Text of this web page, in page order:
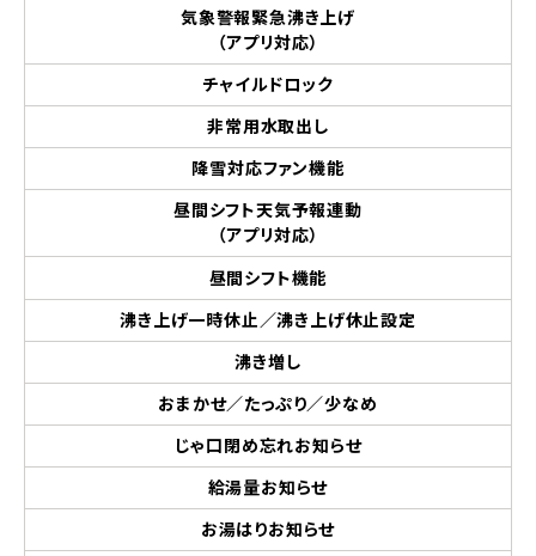
気象警報緊急沸き上げ
（アプリ対応）
チャイルドロック
非常用水取出し
降雪対応ファン機能
昼間シフト天気予報連動
（アプリ対応）
昼間シフト機能
沸き上げ一時休止／沸き上げ休止設定
沸き増し
おまかせ／たっぷり／少なめ
じゃ口閉め忘れお知らせ
給湯量お知らせ
お湯はりお知らせ